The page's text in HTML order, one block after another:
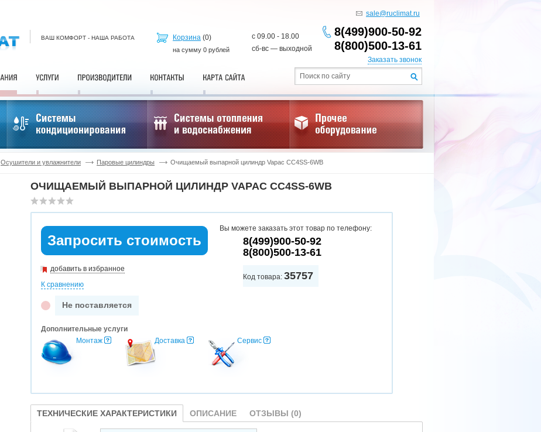
ВАШ КОМФОРТ - НАША РАБОТА Корзина (0)
на сумму 0 рублей
с 09.00 - 18.00
сб-вс — выходной
sale@ruclimat.ru
8(499)900-50-92
8(800)500-13-61
Заказать звонок
Осушители и увлажнители Паровые цилиндры Очищаемый выпарной цилиндр Vapac CC4SS-6WB
ОЧИЩАЕМЫЙ ВЫПАРНОЙ ЦИЛИНДР VAPAC CC4SS-6WB
Запросить стоимость
добавить в избранное
К сравнению
Не поставляется
Вы можете заказать этот товар по телефону:
8(499)900-50-92
8(800)500-13-61
Код товара: 35757
Дополнительные услуги
Монтаж
Доставка Сервис
ТЕХНИЧЕСКИЕ ХАРАКТЕРИСТИКИ ОПИСАНИЕ ОТЗЫВЫ (0)